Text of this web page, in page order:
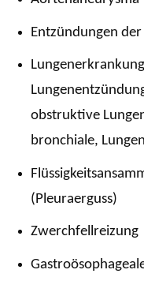
Entzündungen
obstruktive
bronchiale,
(Pleuraerguss)
Zwerchfellreizung